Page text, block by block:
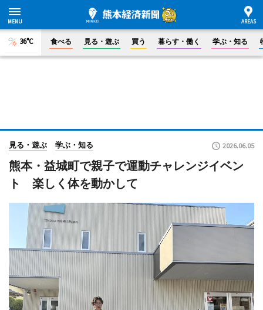
36°C 食べる 見る・遊ぶ 買う 暮らす・働く 学ぶ・知る
見る・遊ぶ 学ぶ・知る 2026.06.05
熊本・益城町で親子で運動チャレンジイベン
ト 楽しく体を動かして